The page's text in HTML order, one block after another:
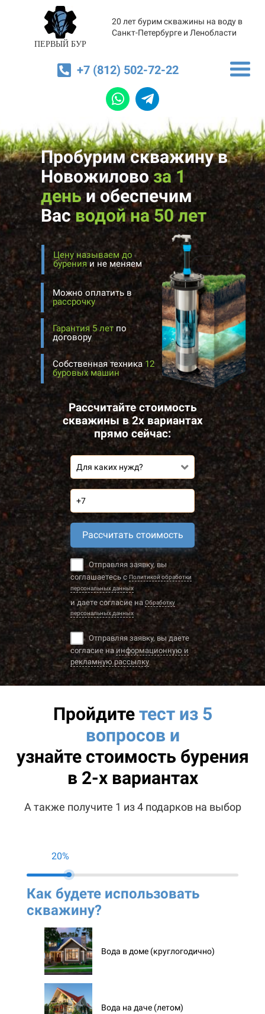
ПЕРВЫЙ БУР
20 лет бурим скважины на воду в
Санкт-Петербурге и Ленобласти
+7 (812) 502-72-22
Пробурим скважину в
Новожиловоза 1
деньиобеспечим
Васводой на 50 лет
Цену называем до
буренияи не меняем
Собственная техника 12
буровых машин
Можно оплатить в
рассрочку
Рассчитайте стоимость
скважины в 2х вариантах
прямо сейчас:
Для каких нужд?
Рассчитать стоимость
Отправляя заявку, вы
соглашаетесь с Политикой обработки
персональных данных
и даете согласие на Обработку
персональных данных
Отправляя заявку, вы даете
согласие наинформационную и
рекламную рассылку
Гарантия 5 лет по
договору
Пройдитетест из 5
вопросов и
узнайте стоимость бурения
в 2-х вариантах
А также получите 1 из 4 подарков на выбор
20%
Как будете использовать
скважину?
Вода в доме (круглогодично)
Вода на даче (летом)